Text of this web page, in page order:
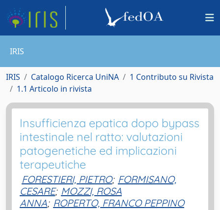
IRIS
IRIS Catalogo Ricerca UniNA
1 Contributo su Rivista
1.1 Articolo in rivista
Insufficienza epatica dopo bypass
intestinale nel ratto: valutazioni
patogenetiche ed implicazioni
terapeutiche
FORESTIERI, PIETRO; FORMISANO,
CESARE; MOZZI, ROSA
ANNA; ROPERTO, FRANCO PEPPINO